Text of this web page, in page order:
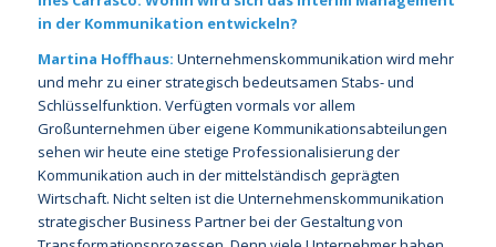
in der Kommunikation entwickeln?
Martina Hoffhaus: Unternehmenskommunikation wird mehr
und mehr zu einer strategisch bedeutsamen Stabs- und
Schlüsselfunktion. Verfügten vormals vor allem
Großunternehmen über eigene Kommunikationsabteilungen
sehen wir heute eine stetige Professionalisierung der
Kommunikation auch in der mittelständisch geprägten
Wirtschaft. Nicht selten ist die Unternehmenskommunikation
strategischer Business Partner bei der Gestaltung von